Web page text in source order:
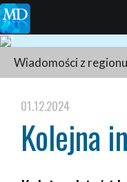
Wiadomości z regionu
01.12.2024
Kolejna